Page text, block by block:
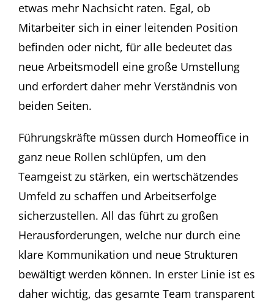
etwas mehr Nachsicht raten. Egal, ob
Mitarbeiter sich in einer leitenden Position
befinden oder nicht, für alle bedeutet das
neue Arbeitsmodell eine große Umstellung
und erfordert daher mehr Verständnis von
beiden Seiten.
Führungskräfte müssen durch Homeoffice in
ganz neue Rollen schlüpfen, um den
Teamgeist zu stärken, ein wertschätzendes
Umfeld zu schaffen und Arbeitserfolge
sicherzustellen. All das führt zu großen
Herausforderungen, welche nur durch eine
klare Kommunikation und neue Strukturen
bewältigt werden können. In erster Linie ist es
daher wichtig, das gesamte Team transparent